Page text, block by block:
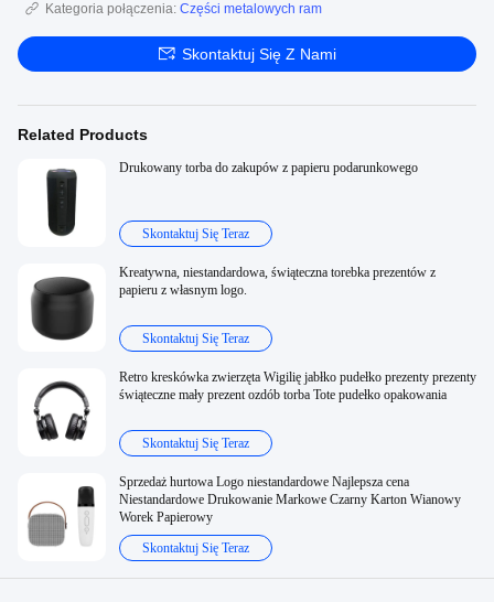
Kategoria połączenia: Części metalowych ram
Skontaktuj Się Z Nami
Related Products
Drukowany torba do zakupów z papieru podarunkowego
Skontaktuj Się Teraz
Kreatywna, niestandardowa, świąteczna torebka prezentów z
papieru z własnym logo.
Skontaktuj Się Teraz
Retro kreskówka zwierzęta Wigilię jabłko pudełko prezenty prezenty
świąteczne mały prezent ozdób torba Tote pudełko opakowania
Skontaktuj Się Teraz
Sprzedaż hurtowa Logo niestandardowe Najlepsza cena
Niestandardowe Drukowanie Markowe Czarny Karton Wianowy
Worek Papierowy
Skontaktuj Się Teraz